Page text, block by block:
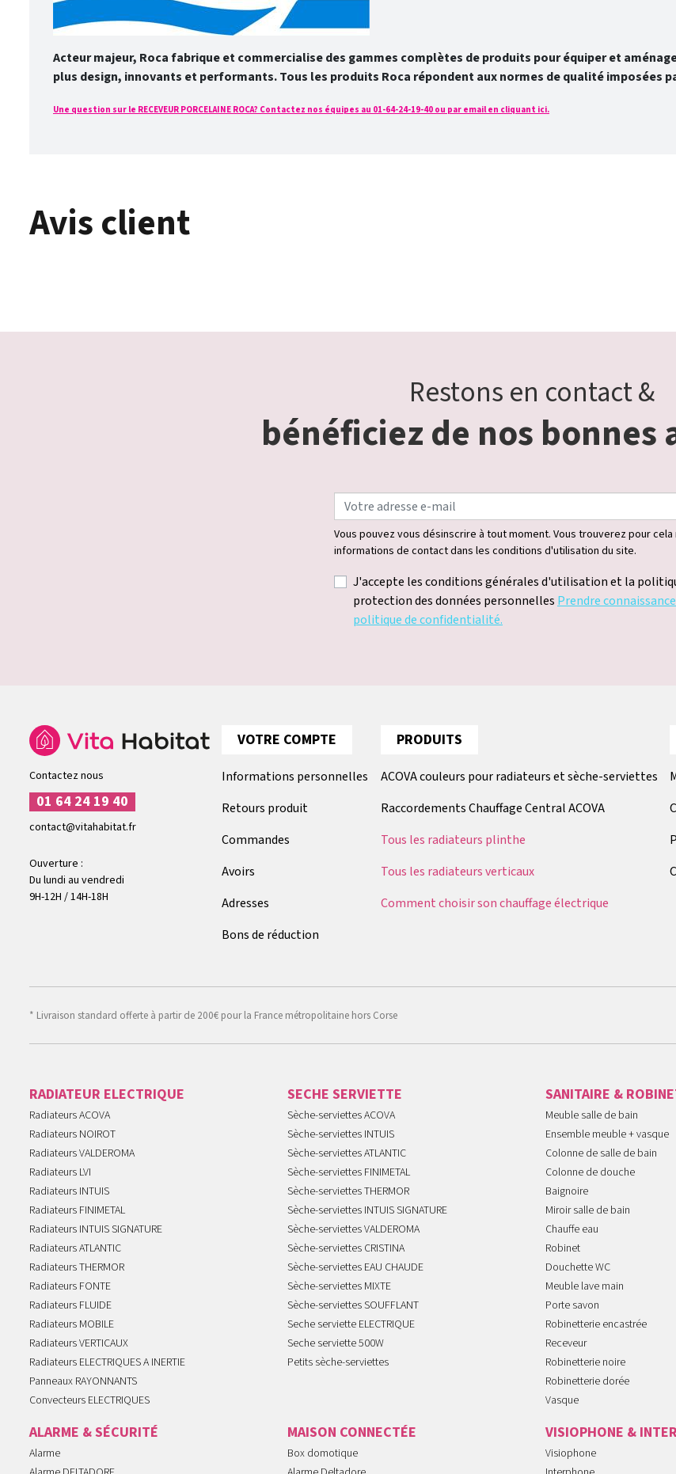
Acteur majeur, Roca fabrique et commercialise des gammes complètes de produits pour équiper et
plus design, innovants et performants. Tous les produits Roca répondent aux normes de qualité imposées
Une question sur le RECEVEUR PORCELAINE ROCA? Contactez nos équipes au 01-64-24-19-40 ou par email en cliquant ici.
Avis client
Restons en contact &
bénéficiez de nos bonnes
Vous pouvez vous désinscrire à tout moment. Vous trouverez pour cela
informations de contact dans les conditions d'utilisation du site.
J'accepte les conditions générales d'utilisation et la
protection des données personnelles Prendre
politique de confidentialité.
Contactez nous
01 64 24 19 40
contact@vitahabitat.fr
Ouverture :
Du lundi au vendredi
9H-12H / 14H-18H
VOTRE COMPTE
Informations personnelles
Retours produit
Commandes
Avoirs
Adresses
Bons de réduction
PRODUITS
ACOVA couleurs pour radiateurs et sèche-serviettes
Raccordements Chauffage Central ACOVA
Tous les radiateurs plinthe
Tous les radiateurs verticaux
Comment choisir son chauffage électrique
* Livraison standard offerte à partir de 200€ pour la France métropolitaine hors Corse
RADIATEUR ELECTRIQUE
Radiateurs ACOVA
Radiateurs NOIROT
Radiateurs VALDEROMA
Radiateurs LVI
Radiateurs INTUIS
Radiateurs FINIMETAL
Radiateurs INTUIS SIGNATURE
Radiateurs ATLANTIC
Radiateurs THERMOR
Radiateurs FONTE
Radiateurs FLUIDE
Radiateurs MOBILE
Radiateurs VERTICAUX
Radiateurs ELECTRIQUES A INERTIE
Panneaux RAYONNANTS
Convecteurs ELECTRIQUES
SECHE SERVIETTE
Sèche-serviettes ACOVA
Sèche-serviettes INTUIS
Sèche-serviettes ATLANTIC
Sèche-serviettes FINIMETAL
Sèche-serviettes THERMOR
Sèche-serviettes INTUIS SIGNATURE
Sèche-serviettes VALDEROMA
Sèche-serviettes CRISTINA
Sèche-serviettes EAU CHAUDE
Sèche-serviettes MIXTE
Sèche-serviettes SOUFFLANT
Seche serviette ELECTRIQUE
Seche serviette 500W
Petits sèche-serviettes
SANITAIRE &
Meuble salle de bain
Ensemble meuble + vasque
Colonne de salle de bain
Colonne de douche
Baignoire
Miroir salle de bain
Chauffe eau
Robinet
Douchette WC
Meuble lave main
Porte savon
Robinetterie encastrée
Receveur
Robinetterie noire
Robinetterie dorée
Vasque
ALARME & SÉCURITÉ
Alarme
MAISON CONNECTÉE
Box domotique
VISIOPHONE &
Visiophone